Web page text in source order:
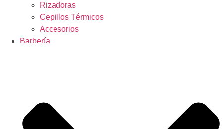
Rizadoras
Cepillos Térmicos
Accesorios
Barbería